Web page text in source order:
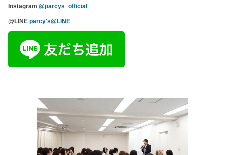
Instagram@parcys_official
@LINEparcy's@LINE